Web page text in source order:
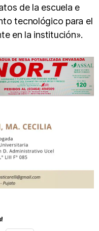
de la escuela e
tecnológico para el
en la institución».